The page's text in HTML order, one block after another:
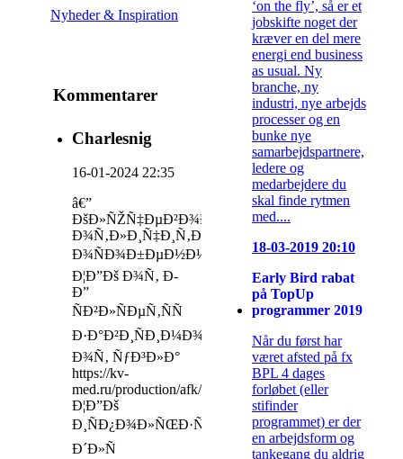
Nyheder & Inspiration
Kommentarer
Charlesnig
16-01-2024 22:35
â€”
ÐšÐ»ÑŽÑ‡ÐµÐ²Ð¾Ð¹
Ð¾Ñ‚Ð»Ð¸Ñ‡Ð¸Ñ‚ÐµÐ»ÑŒÐ½Ð¾Ð¹
Ð¾ÑÐ¾Ð±ÐµÐ½Ð½Ð¾ÑÑ‚ÑŒÑŽ
Ð¦Ð”Ðš Ð¾Ñ‚ Ð­
Ð”
ÑÐ²Ð»ÑÐµÑ‚ÑÑ
Ð·Ð°Ð²Ð¸ÑÐ¸Ð¼Ð¾ÑÑ‚ÑŒ
Ð¾Ñ‚ ÑƒÐ³Ð»Ð°
https://kv-
med.ru/production/afk/
Ð¦Ð”Ðš
Ð¸ÑÐ¿Ð¾Ð»ÑŒÐ·ÑƒÐµÑ‚ÑÑ
Ð´Ð»Ñ
‘on the fly’, så er et
jobskifte noget der
kræver en del mere
energi end business
as usual. Ny
branche, ny
industri, nye arbejds
processer og en
bunke nye
samarbejdspartnere,
ledere og
medarbejdere du
skal finde rytmen
med....
18-03-2019 20:10
Early Bird rabat
på TopUp
programmer 2019
Når du først har
været afsted på fx
BPL 4 dages
forløbet (eller
stifinder
programmet) er der
en arbejdsform og
tankegang du aldrig